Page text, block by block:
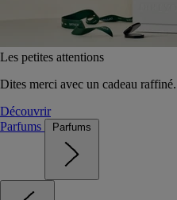
Les petites attentions
Dites merci avec un cadeau raffiné.
Découvrir
Parfums
Parfums